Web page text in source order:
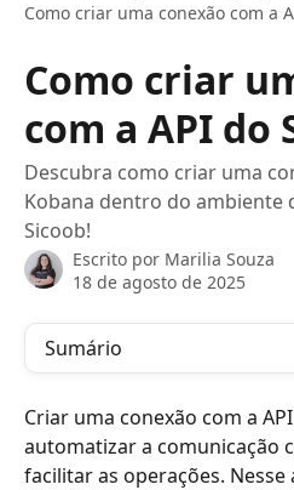
Como criar uma conexão com a
Como criar
com a API do
Descubra como criar uma
Kobana dentro do ambiente
Sicoob!
Escrito por Marilia Souza
18 de agosto de 2025
Sumário
Criar uma conexão com a
automatizar a comunicação
facilitar as operações.